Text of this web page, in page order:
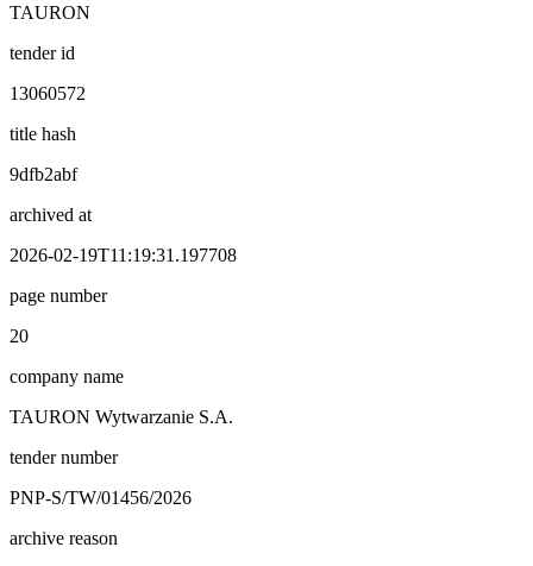
TAURON
tender id
13060572
title hash
9dfb2abf
archived at
2026-02-19T11:19:31.197708
page number
20
company name
TAURON Wytwarzanie S.A.
tender number
PNP-S/TW/01456/2026
archive reason